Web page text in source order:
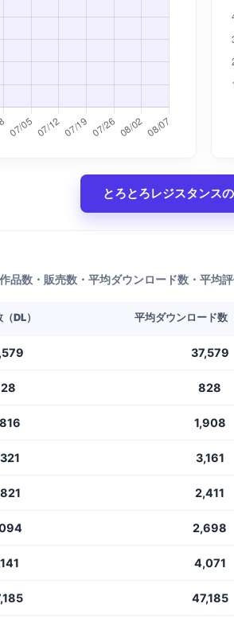
とろとろレジスタンス
品数・販売数・平均ダウンロード数・平均評
DL） 平均ダウンロード数
37,579
828
1,908
3,161
2,411
2,698
4,071
47,185